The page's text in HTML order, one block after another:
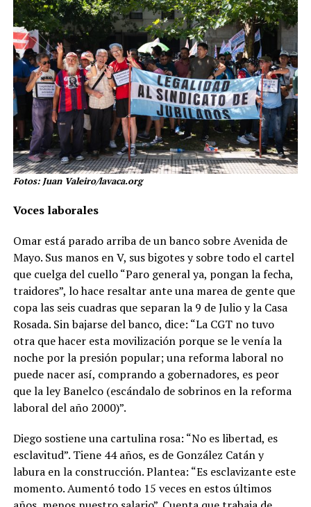
Fotos: Juan Valeiro/lavaca.org
Voces laborales
Omar está parado arriba de un banco sobre Avenida de
Mayo. Sus manos en V, sus bigotes y sobre todo el cartel
que cuelga del cuello “Paro general ya, pongan la fecha,
traidores”, lo hace resaltar ante una marea de gente que
copa las seis cuadras que separan la 9 de Julio y la Casa
Rosada. Sin bajarse del banco, dice: “La CGT no tuvo
otra que hacer esta movilización porque se le venía la
noche por la presión popular; una reforma laboral no
puede nacer así, comprando a gobernadores, es peor
que la ley Banelco (escándalo de sobrinos en la reforma
laboral del año 2000)”.
Diego sostiene una cartulina rosa: “No es libertad, es
esclavitud”. Tiene 44 años, es de González Catán y
labura en la construcción. Plantea: “Es esclavizante este
momento. Aumentó todo 15 veces en estos últimos